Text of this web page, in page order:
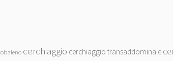
cerchiaggio cerchiaggio transaddominale